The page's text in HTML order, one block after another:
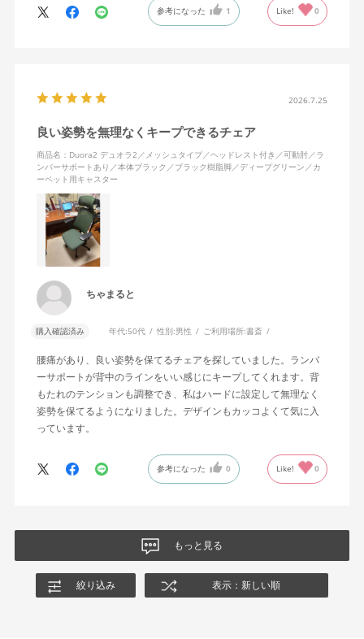
参考になった 1 Like! 0
2026.7.25
良い姿勢を無理なくキープできるチェア
商品名：Duora2 デュオラ2／メッシュタイプ／ヘッドレスト付き／可動肘／ラ
ンバーサポートあり／本体ブラック／ブラック樹脂脚／ディープグリーン／カ
ーペット用キャスター
ちゃまると
購入確認済み 年代:50代 性別:男性 ご利用場所:書斎
腰痛があり、良い姿勢を保てるチェアを探していました。ランバ
ーサポートが背中のラインをいい感じにキープしてくれます。背
もたれのテンションも調整でき、私はハードに設定して無理なく
姿勢を保てるようになりました。デザインもカッコよくて気に入
っています。
参考になった 0 Like! 0
もっと見る
絞り込み 表示：新しい順